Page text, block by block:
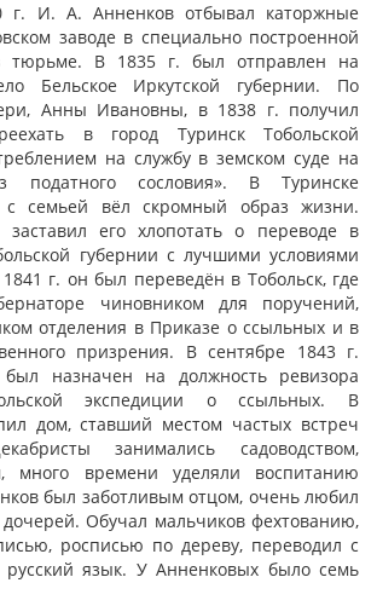
г. И. А. Анненков отбывал каторжные
заводе в специально построенной
тюрьме. В 1835 г. был отправлен на
Бельское Иркутской губернии. По
Анны Ивановны, в 1838 г. получил
в город Туринск Тобольской
на службу в земском суде на
сословия». В Туринске
семьей вёл скромный образ жизни.
его хлопотать о переводе в
губернии с лучшими условиями
г. он был переведён в Тобольск, где
чиновником для поручений,
отделения в Приказе о ссыльных и в
призрения. В сентябре 1843 г.
назначен на должность ревизора
экспедиции о ссыльных. В
дом, ставший местом частых встреч
занимались садоводством,
много времени уделяли воспитанию
был заботливым отцом, очень любил
Обучал мальчиков фехтованию,
росписью по дереву, переводил с
русский язык. У Анненковых было семь